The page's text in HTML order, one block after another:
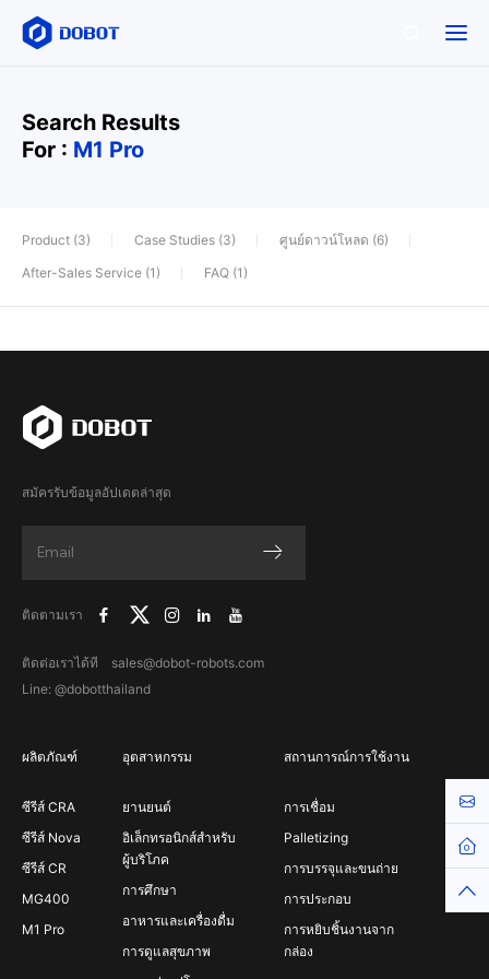
Search Results
For : M1 Pro
Product (3) Case Studies (3)
ศูนย์ดาวน์โหลด (6)
After-Sales Service (1)
FAQ (1)
สมัครรับข้อมูลอัปเดตล่าสุด
ติดตามเรา
ติดต่อเราได้ที sales@dobot-robots.com
Line: @dobotthailand
ผลิตภัณฑ์
ซีรีส์ CRA
ซีรีส์ Nova
ซีรีส์ CR
MG400
M1 Pro
อุตสาหกรรม
ยานยนต์
อิเล็กทรอนิกส์สำหรับ
ผู้บริโภค
การศึกษา
อาหารและเครื่องดื่ม
การดูแลสุขภาพ
สถานการณ์การใช้งาน
การเชื่อม
Palletizing
การบรรจุและขนถ่าย
การประกอบ
การหยิบชิ้นงานจาก
กล่อง
Top